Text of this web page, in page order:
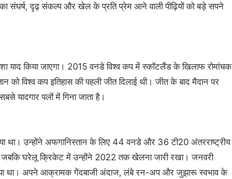
संघर्ष, दृढ़ संकल्प और खेल के प्रति प्रेम आने वाली पीढ़ियों को बड़े सपने
याद किया जाएगा। 2015 वनडे विश्व कप में स्कॉटलैंड के खिलाफ रोमांचक
विश्व कप इतिहास की पहली जीत दिलाई थी। जीत के बाद मैदान पर
पलों में गिना जाता है।
था। उन्होंने अफगानिस्तान के लिए 44 वनडे और 36 टी20 अंतरराष्ट्रीय
घरेलू क्रिकेट में उन्होंने 2022 तक खेलना जारी रखा। जनवरी
था। अपने आक्रामक गेंदबाजी अंदाज, लंबे रन-अप और जुझारू स्वभाव के